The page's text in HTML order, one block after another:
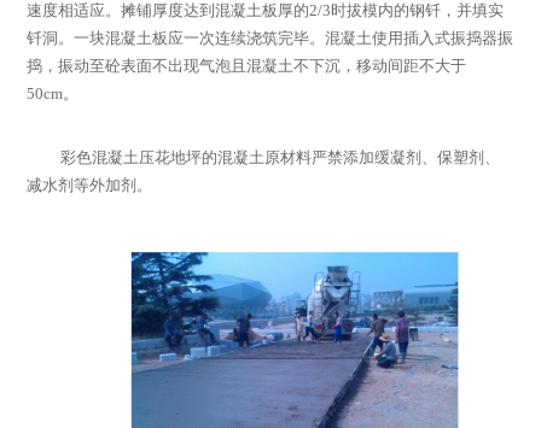
速度相适应。摊铺厚度达到混凝土板厚的2/3时拔模内的钢钎，并填实
钎洞。一块混凝土板应一次连续浇筑完毕。混凝土使用插入式振捣器振
捣，振动至砼表面不出现气泡且混凝土不下沉，移动间距不大于
50cm。
彩色混凝土压花地坪的混凝土原材料严禁添加缓凝剂、保塑剂、
减水剂等外加剂。